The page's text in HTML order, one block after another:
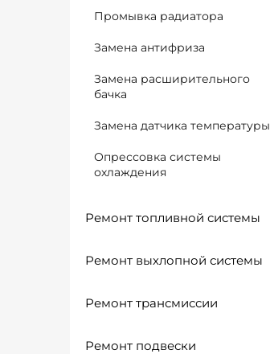
Промывка радиатора
Замена антифриза
Замена расширительного
бачка
Замена датчика температуры
Опрессовка системы
охлаждения
Ремонт топливной системы
Ремонт выхлопной системы
Ремонт трансмиссии
Ремонт подвески